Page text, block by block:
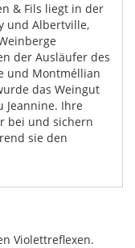
& Fils liegt in der
und Albertville,
der Ausläufer des
und Montméllian
das Weingut
Jeannine. Ihre
bei und sichern
sie den
Violettreflexen.